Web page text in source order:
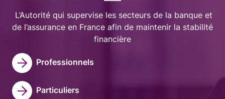
L’Autorité qui supervise les secteurs de la banque et
de l’assurance en France afin de maintenir la stabilité
financière
Professionnels
Particuliers